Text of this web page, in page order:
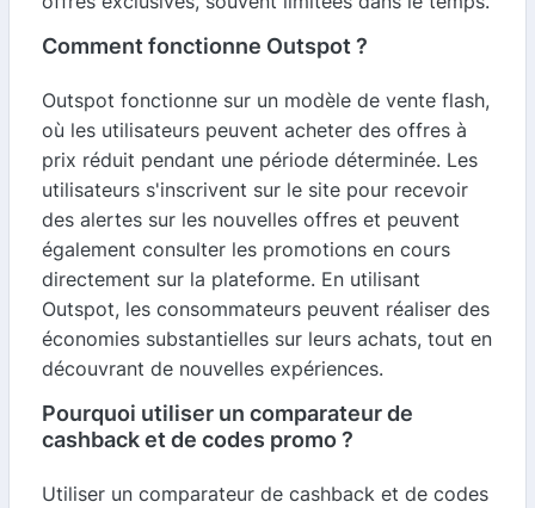
Comment fonctionne Outspot ?
Outspot fonctionne sur un modèle de vente flash,
où les utilisateurs peuvent acheter des offres à
prix réduit pendant une période déterminée. Les
utilisateurs s'inscrivent sur le site pour recevoir
des alertes sur les nouvelles offres et peuvent
également consulter les promotions en cours
directement sur la plateforme. En utilisant
Outspot, les consommateurs peuvent réaliser des
économies substantielles sur leurs achats, tout en
découvrant de nouvelles expériences.
Pourquoi utiliser un comparateur de
cashback et de codes promo ?
Utiliser un comparateur de cashback et de codes